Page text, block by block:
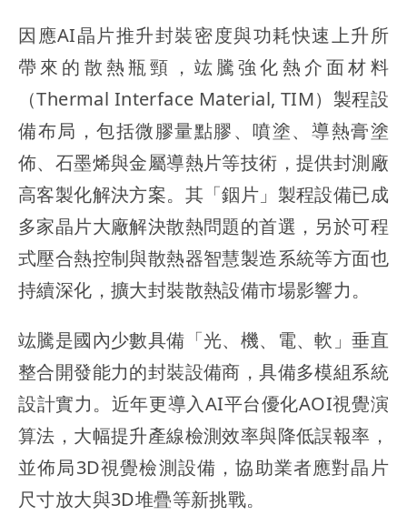
因應AI晶片推升封裝密度與功耗快速上升所
帶來的散熱瓶頸，竑騰強化熱介面材料
（Thermal Interface Material, TIM）製程設
備布局，包括微膠量點膠、噴塗、導熱膏塗
佈、石墨烯與金屬導熱片等技術，提供封測廠
高客製化解決方案。其「銦片」製程設備已成
多家晶片大廠解決散熱問題的首選，另於可程
式壓合熱控制與散熱器智慧製造系統等方面也
持續深化，擴大封裝散熱設備市場影響力。
竑騰是國內少數具備「光、機、電、軟」垂直
整合開發能力的封裝設備商，具備多模組系統
設計實力。近年更導入AI平台優化AOI視覺演
算法，大幅提升產線檢測效率與降低誤報率，
並佈局3D視覺檢測設備，協助業者應對晶片
尺寸放大與3D堆疊等新挑戰。